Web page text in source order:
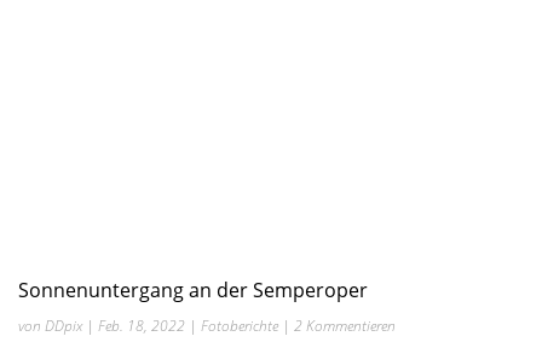
Sonnenuntergang an der Semperoper
von DDpix | Feb. 18, 2022 | Fotoberichte | 2 Kommentieren